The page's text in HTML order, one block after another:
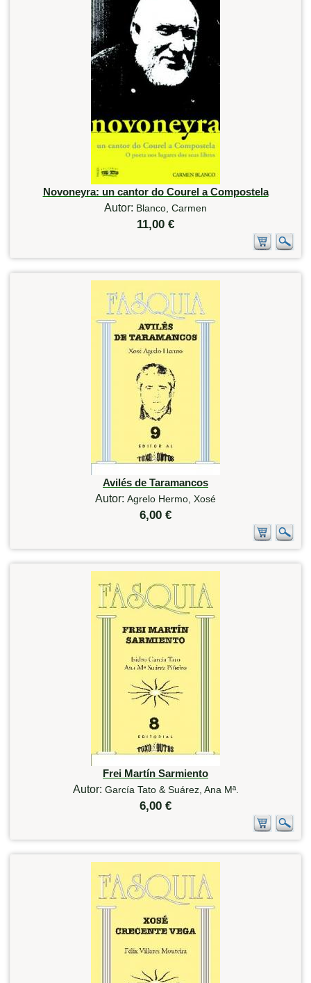
Novoneyra: un cantor do Courel a Compostela
Autor: Blanco, Carmen
11,00 €
Avilés de Taramancos
Autor: Agrelo Hermo, Xosé
6,00 €
Frei Martín Sarmiento
Autor: García Tato & Suárez, Ana Mª.
6,00 €